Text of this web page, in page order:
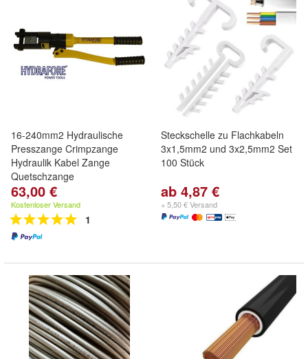
16-240mm2 Hydraulische
Presszange Crimpzange
Hydraulik Kabel Zange
Quetschzange
63,00 €
Kostenloser Versand
1
Steckschelle zu Flachkabeln
3x1,5mm2 und 3x2,5mm2 Set
100 Stück
ab 4,87 €
+ 5,50 € Versand